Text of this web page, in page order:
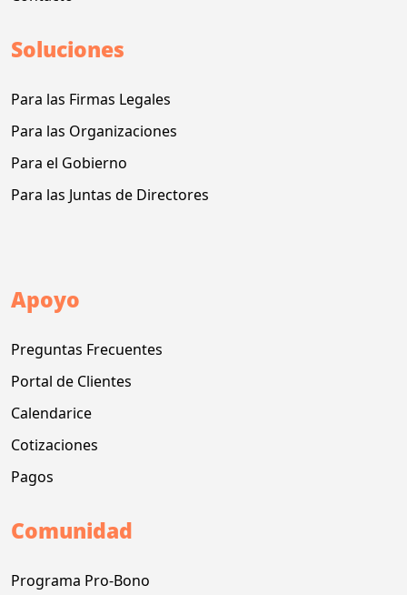
Soluciones
Para las Firmas Legales
Para las Organizaciones
Para el Gobierno
Para las Juntas de Directores
Apoyo
Preguntas Frecuentes
Portal de Clientes
Calendarice
Cotizaciones
Pagos
Comunidad
Programa Pro-Bono